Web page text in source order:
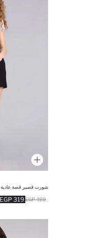
شورت قصير قصة عادية
319 EGP 499 EGP